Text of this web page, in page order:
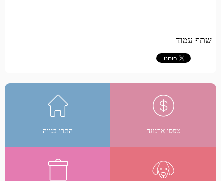
שתף עמוד
טפסי ארנונה התרי בנייה